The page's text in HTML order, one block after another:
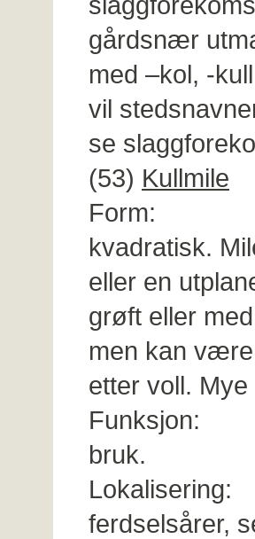
gårdsnær
med –kol, -
vil
se
(53) Kullmile
Form:
kvadratisk.
eller en
grøft eller
men kan
etter voll.
Funksjon:
bruk.
Lokalisering:
ferdselsårer,